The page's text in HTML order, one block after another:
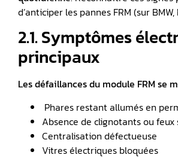
d’anticiper les pannes FRM (sur BMW,
2.1. Symptômes
principaux
Les défaillances du module FRM se
Phares restant allumés en
Absence de clignotants ou feux
Centralisation défectueuse
Vitres électriques bloquées